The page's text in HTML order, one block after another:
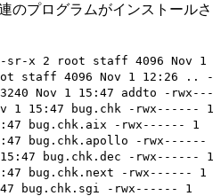
のプログラムがインストールさ
x 2 root staff 4096 Nov 1
staff 4096 Nov 1 12:26 .. -
Nov 1 15:47 addto -rwx---
1 15:47 bug.chk -rwx------ 1
bug.chk.aix -rwx------ 1
bug.chk.apollo -rwx------
bug.chk.dec -rwx------ 1
bug.chk.next -rwx------ 1
bug.chk.sgi -rwx------ 1